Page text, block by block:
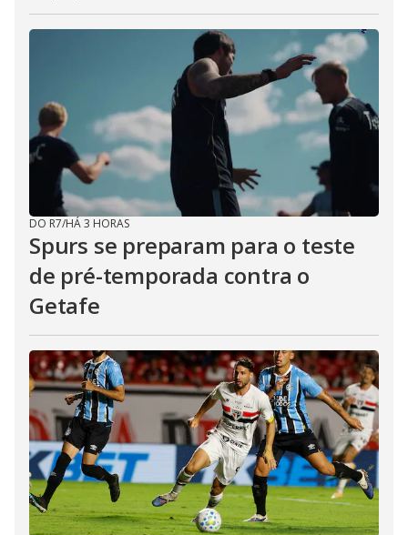
DO R7/HÁ 3 HORAS
Spurs se preparam para o teste
de pré-temporada contra o
Getafe